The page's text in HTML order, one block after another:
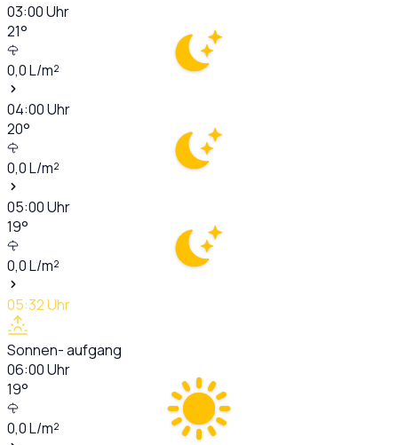
03:00Uhr
21°
0,0L/m²
04:00Uhr
20°
0,0L/m²
05:00Uhr
19°
0,0L/m²
05:32Uhr
Sonnen- aufgang
06:00Uhr
19°
0,0L/m²